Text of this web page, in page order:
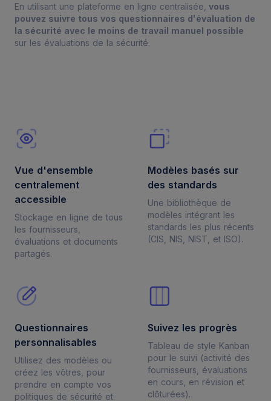
En utilisant une plateforme en ligne centralisée, vous
pouvez suivre tous vos questionnaires d'évaluation de
la sécurité avec le moins de travail manuel possible
sur les évaluations de la sécurité.
Ceeyu features
Vue d'ensemble
centralement
accessible
Stockage en ligne de tous
les fournisseurs,
évaluations et documents
partagés.
Modèles basés sur
des standards
Une bibliothèque de
modèles intégrant les
standards les plus récents
(CIS, NIS, NIST, et ISO).
Questionnaires
personnalisables
Utilisez des modèles ou
créez les vôtres, pour
prendre en compte vos
politiques de sécurité et
Suivez les progrès
Tableau de style Kanban
pour le suivi (activité des
fournisseurs, évaluations
en cours, en révision et
clôturées).